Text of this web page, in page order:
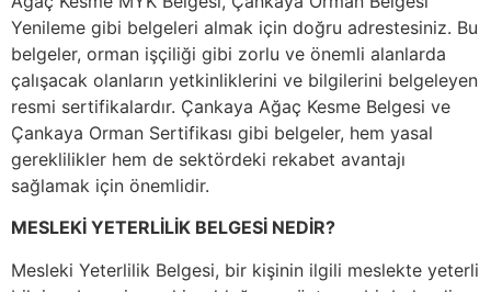
Yenileme gibi belgeleri almak için doğru adrestesiniz. Bu
belgeler, orman işçiliği gibi zorlu ve önemli alanlarda
çalışacak olanların yetkinliklerini ve bilgilerini belgeleyen
resmi sertifikalardır. Çankaya Ağaç Kesme Belgesi ve
Çankaya Orman Sertifikası gibi belgeler, hem yasal
gereklilikler hem de sektördeki rekabet avantajı
sağlamak için önemlidir.
MESLEKİ YETERLİLİK BELGESİ NEDİR?
Mesleki Yeterlilik Belgesi, bir kişinin ilgili meslekte yeterli